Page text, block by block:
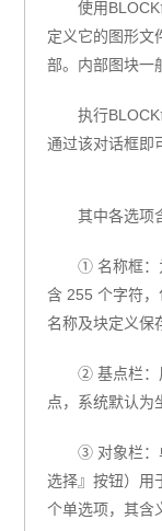
使用BLOCK
定义它的图形文
部。内部图块一
执行BLOCK
通过该对话框即
其中各选项
① 名称框：
含 255个字符
名称及块定义保
② 基点栏：
点，系统默认为
③ 对象栏：
选择』按钮）用
个单选项，其含